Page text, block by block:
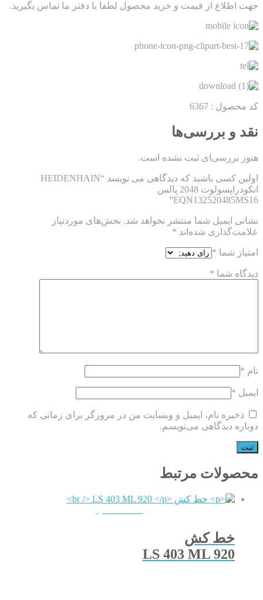
جهت اطلاع از قیمت و خرید محصول لطفا با دفتر ما تماس بگیرید.
کد محصول : 6367
نقد و بررسی‌ها
هنوز بررسی‌ای ثبت نشده است.
اولین کسی باشید که دیدگاهی می نویسد “HEIDENHAIN
انکودراپسولوت 2048 پالس
EQN132520485MS16”
نشانی ایمیل شما منتشر نخواهد شد. بخش‌های موردنیاز
علامت‌گذاری شده‌اند *
امتیاز شما *
دیدگاه شما *
نام *
ایمیل *
ذخیره نام، ایمیل و وبسایت من در مرورگر برای زمانی که
دوباره دیدگاهی می‌نویسم.
محصولات مرتبط
خط کش
LS 403 ML 920